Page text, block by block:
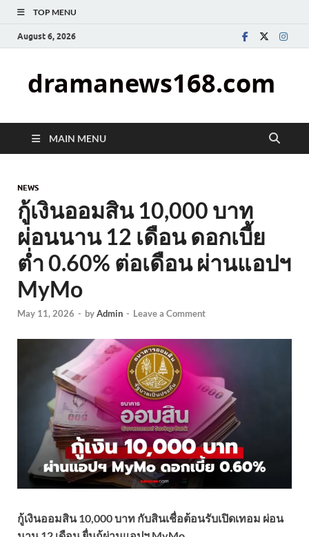
TOP MENU
August 6, 2026
dramanews168.com
MAIN MENU
NEWS
กู้เงินออมสิน 10,000 บาท
ผ่อนนาน 12 เดือน ดอกเบี้ย
ต่ำ 0.60% ต่อเดือน ผ่านแอปฯ
MyMo
May 11, 2026 - byAdmin - Leave a Comment
กู้เงินออมสิน 10,000 บาท กับสินเชื่อต้อนรับเปิดเทอม ผ่อน